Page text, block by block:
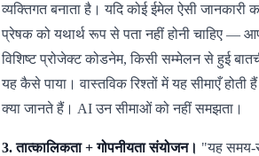
व्यक्तिगत बनाता है। यदि कोई ईमेल ऐसी जानकारी
प्रेषक को यथार्थ रूप से पता नहीं होनी चाहिए —
विशिष्ट प्रोजेक्ट कोडनेम, किसी सम्मेलन से हुई
यह कैसे पाया। वास्तविक रिश्तों में यह सीमाएँ
क्या जानते हैं। AI उन सीमाओं को नहीं समझता।
3. तात्कालिकता + गोपनीयता संयोजन। "यह समय-